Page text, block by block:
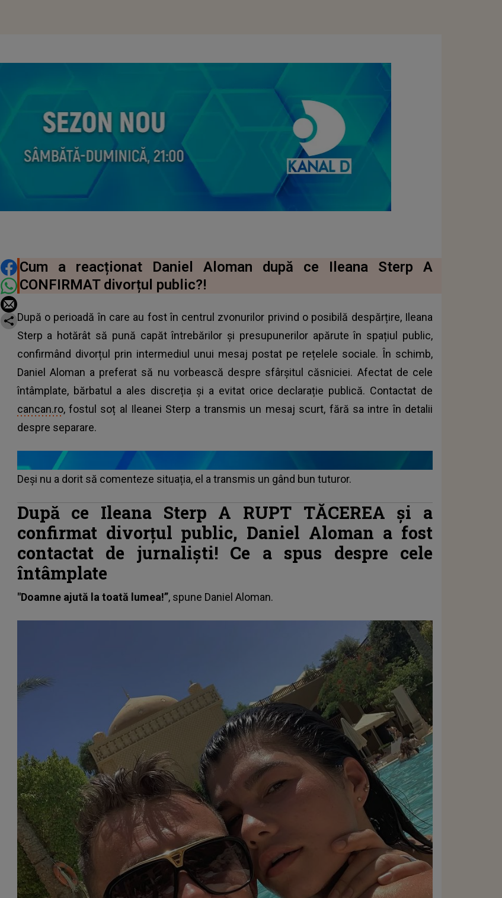
DISTRIBUIE ARTICOLUL
Cum a reacționat Daniel Aloman după ce Ileana Sterp A
CONFIRMAT divorțul public?!
După o perioadă în care au fost în centrul zvonurilor privind o posibilă despărțire, Ileana
Sterp a hotărât să pună capăt întrebărilor și presupunerilor apărute în spațiul public,
confirmând divorțul prin intermediul unui mesaj postat pe rețelele sociale. În schimb,
Daniel Aloman a preferat să nu vorbească despre sfârșitul căsniciei. Afectat de cele
întâmplate, bărbatul a ales discreția și a evitat orice declarație publică. Contactat de
cancan.ro, fostul soț al Ileanei Sterp a transmis un mesaj scurt, fără sa intre în detalii
despre separare.
Deși nu a dorit să comenteze situația, el a transmis un gând bun tuturor.
După ce Ileana Sterp A RUPT TĂCEREA și a
confirmat divorțul public, Daniel Aloman a fost
contactat de jurnaliști! Ce a spus despre cele
întâmplate
"Doamne ajută la toată lumea!”, spune Daniel Aloman.